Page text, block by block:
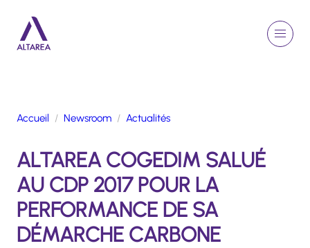
Menu
ACTIVITÉS
ENGAGEMENTS
TALENTS
FINANCE
NEWSROOM
Rechercher
Accueil Newsroom Actualités
ALTAREA COGEDIM SALUÉ
AU CDP 2017 POUR LA
PERFORMANCE DE SA
DÉMARCHE CARBONE